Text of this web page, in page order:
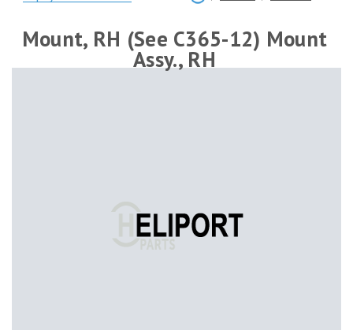
Mount, RH (See C365-12) Mount
Assy., RH